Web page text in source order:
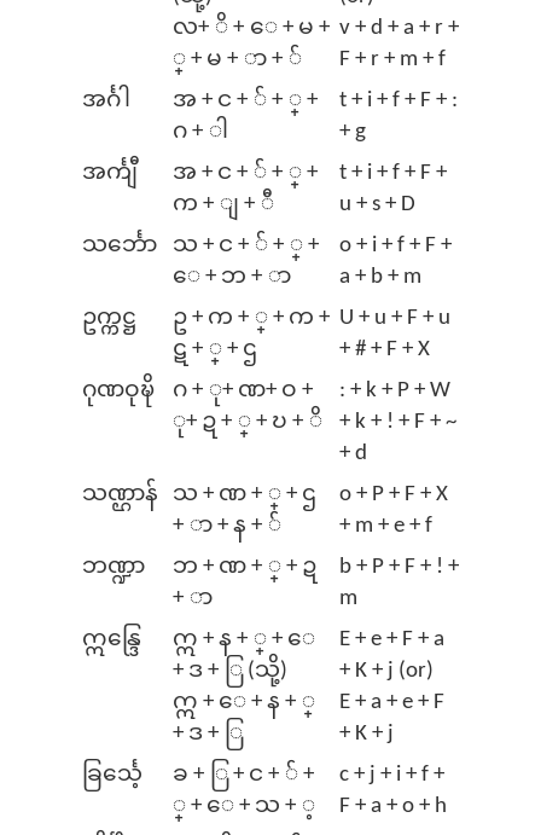
လ+ ိ +‌ ေ + မ +
္ + မ + ာ + ်
v + d + a + r +
F + r + m + f
အင်္ဂါ
အ + င + ် + ္ +
ဂ + ါ
t + i + f + F + :
+ g
အင်္ကျီ
အ + င + ် + ္ +
က + ျ + ီ
t + i + f + F +
u + s + D
သင်္ဘော
သ + င + ် + ္ +
‌ေ + ဘ + ာ
o + i + f + F +
a + b + m
ဥက္ကဋ္ဌ
ဥ + က + ္ + က +
ဋ + ္ + ဌ
U + u + F + u
+ # + F + X
ဂုဏဝုဍ္ဎိ
ဂ + ု+ ဏ+ ဝ +
ု+ ဍ + ္ + ဎ + ိ
: + k + P + W
+ k + ! + F + ~
+ d
သဏ္ဌာန်
သ + ဏ + ္ + ဌ
+ ာ + န + ်
o + P + F + X
+ m + e + f
ဘဏ္ဍာ
ဘ + ဏ + ္ + ဍ
+ ာ
b + P + F + ! +
m
ဣန္ဒြေ
ဣ + န + ္ + ​ေ
+ ဒ + ြ (သို့)
ဣ + ​ေ + န + ္
+ ဒ + ြ
E + e + F + a
+ K + j (or)
E + a + e + F
+ K + j
ခြင်္သေ့
ခ + ြ + င + ် +
္ + ​ေ + သ + ့
c + j + i + f +
F + a + o + h